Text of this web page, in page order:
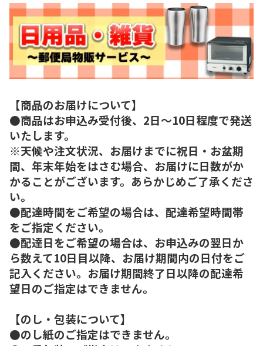
【商品のお届けについて】
●商品はお申込み受付後、2日～10日程度で発送
いたします。
※天候や注文状況、お届けまでに祝日・お盆期
間、年末年始をはさむ場合、お届けに日数がか
かることがございます。あらかじめご了承くださ
い。
●配達時間をご希望の場合は、配達希望時間帯
をご指定ください。
●配達日をご希望の場合は、お申込みの翌日か
ら数えて10日目以降、お届け期間内の日付をご
記入ください。お届け期間終了日以降の配達希
望日のご指定はできません。
【のし・包装について】
●のし紙のご指定はできません。